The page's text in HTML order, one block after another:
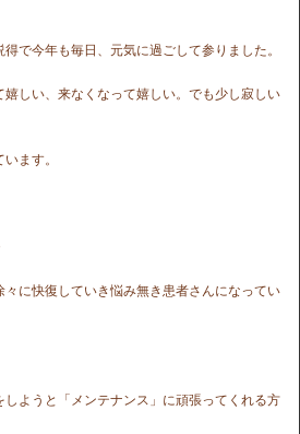
で今年も毎日、元気に過ごして参りました。
しい、来なくなって嬉しい。でも少し寂しい
ます。
に快復していき悩み無き患者さんになってい
ようと「メンテナンス」に頑張ってくれる方